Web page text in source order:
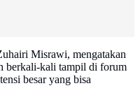
Misrawi, mengatakan
berkali-kali tampil di forum
besar yang bisa